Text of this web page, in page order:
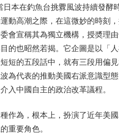
本在釣魚台挑釁風波持續發酵
動高潮之際，在這微妙的時刻
會宣稱其為獨立機構，授奬理
的也昭然若揭。它企圖是以「
短短的五段話中，就有三段用偏
為代表的推動美國右派意識型
入中國自主的政治改革議程。
作為，根本上，扮演了近年美
重要角色。